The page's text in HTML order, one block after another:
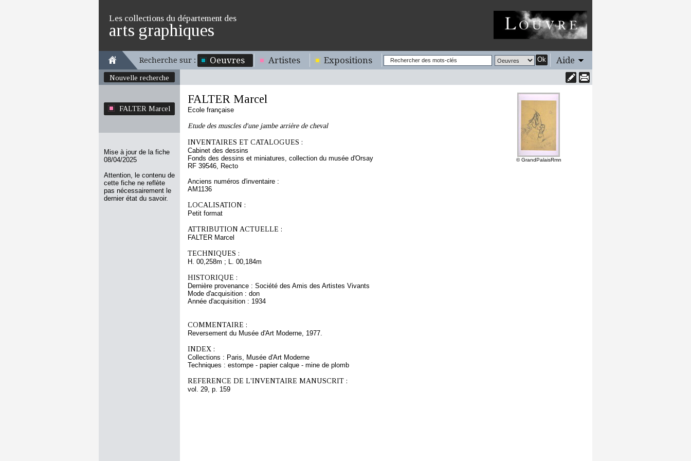
Les collections du département des
arts graphiques
Recherche sur : Oeuvres Artistes Expositions Ok Aide
Nouvelle recherche
FALTER Marcel
Mise à jour de la fiche
08/04/2025
Attention, le contenu de
cette fiche ne reflète
pas nécessairement le
dernier état du savoir.
© GrandPalaisRmn
FALTER Marcel
Ecole française
Etude des muscles d'une jambe arrière de cheval
INVENTAIRES ET CATALOGUES :
Cabinet des dessins
Fonds des dessins et miniatures, collection du musée d'Orsay
RF 39546, Recto
Anciens numéros d'inventaire :
AM1136
LOCALISATION :
Petit format
ATTRIBUTION ACTUELLE :
FALTER Marcel
TECHNIQUES :
H. 00,258m ; L. 00,184m
HISTORIQUE :
Dernière provenance : Société des Amis des Artistes Vivants
Mode d'acquisition : don
Année d'acquisition : 1934
COMMENTAIRE :
Reversement du Musée d'Art Moderne, 1977.
INDEX :
Collections : Paris, Musée d'Art Moderne
Techniques : estompe - papier calque - mine de plomb
REFERENCE DE L'INVENTAIRE MANUSCRIT :
vol. 29, p. 159